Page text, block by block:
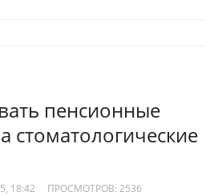
пенсионные
стоматологические
18:42 ПРОСМОТРОВ: 2536